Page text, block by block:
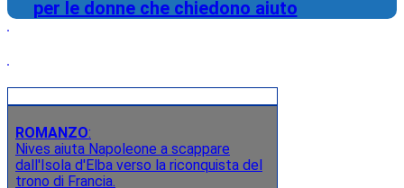
per le donne che chiedono aiuto
ROMANZO:
Nives aiuta Napoleone a scappare
dall'Isola d'Elba verso la riconquista del
trono di Francia.